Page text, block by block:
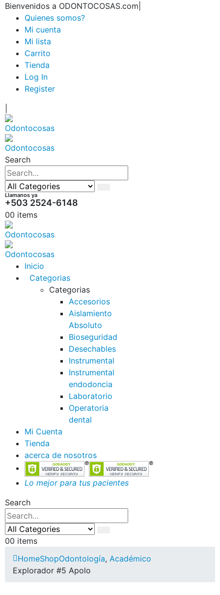
Bienvenidos a ODONTOCOSAS.com
Quienes somos?
Mi cuenta
Mi lista
Carrito
Tienda
Log In
Register
Search
Llamanos ya
+503 2524-6148
00 items
Inicio
Categorias
Categorias
Accesorios
Aislamiento
Absoluto
Bioseguridad
Desechables
Instrumental
Instrumental
endodoncia
Laboratorio
Operatoria
dental
Mi Cuenta
Tienda
acerca de nosotros
Lo mejor para tus pacientes
Search
00 items
HomeShopOdontología, Académico
Explorador #5 Apolo